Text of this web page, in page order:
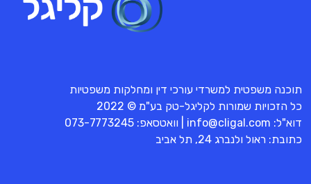
תוכנה משפטית למשרדי עורכי דין ומחלקות משפטיות
כל הזכויות שמורות לקליגל-טק בע"מ © 2022
דוא"ל: info@cligal.com | וואטסאפ: 073-7773245
כתובת: ראול ולנברג 24, תל אביב